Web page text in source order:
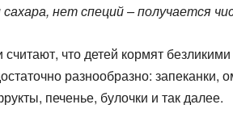
нет специй – получается
считают, что детей кормят
разнообразно: запеканки,
печенье, булочки и так далее.